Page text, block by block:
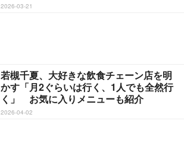
2026-03-21
若槻千夏、大好きな飲食チェーン店を明
かす「月2ぐらいは行く、1人でも全然行
く」 お気に入りメニューも紹介
2026-04-02